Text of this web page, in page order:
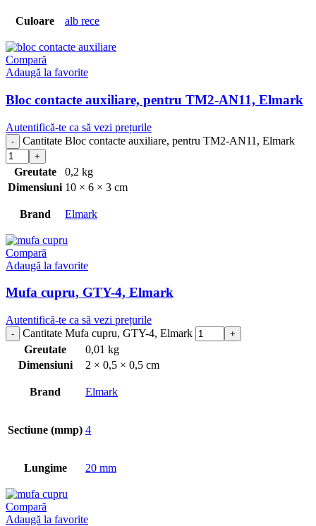
Culoare alb rece
Compară
Adaugă la favorite
Bloc contacte auxiliare, pentru TM2-AN11, Elmark
Autentifică-te ca să vezi prețurile
Cantitate Bloc contacte auxiliare, pentru TM2-AN11, Elmark
Greutate
0,2 kg
Dimensiuni 10 × 6 × 3 cm
Brand Elmark
Compară
Adaugă la favorite
Mufa cupru, GTY-4, Elmark
Autentifică-te ca să vezi prețurile
Cantitate Mufa cupru, GTY-4, Elmark
Greutate
0,01 kg
Dimensiuni
2 × 0,5 × 0,5 cm
Brand Elmark
Sectiune (mmp) 4
Lungime 20 mm
Compară
Adaugă la favorite